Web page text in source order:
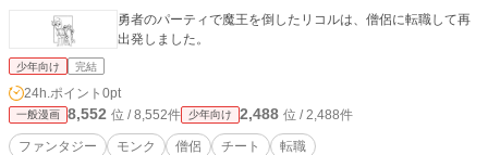
勇者のパーティで魔王を倒したリコルは、僧侶に転職して再
出発しました。
少年向け 完結
24h.ポイント 0pt
一般漫画 8,552 位 / 8,552件 少年向け 2,488 位 / 2,488件
ファンタジー モンク 僧侶 チート 転職